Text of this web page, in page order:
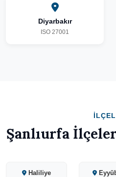
Diyarbakır
ISO 27001
Şanlıurfa
Haliliye